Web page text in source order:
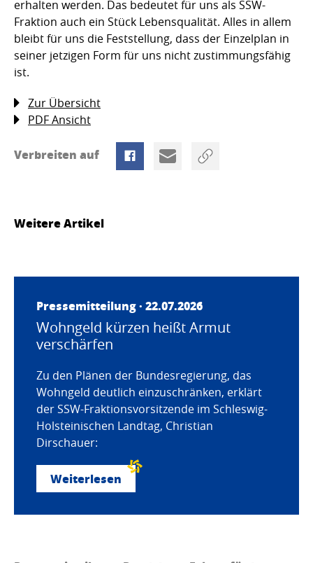
erhalten werden. Das bedeutet für uns als SSW-
Fraktion auch ein Stück Lebensqualität. Alles in allem
bleibt für uns die Feststellung, dass der Einzelplan in
seiner jetzigen Form für uns nicht zustimmungsfähig
ist.
Zur Übersicht
PDF Ansicht
Verbreiten auf
Weitere Artikel
Pressemitteilung · 22.07.2026
Wohngeld kürzen heißt Armut
verschärfen
Zu den Plänen der Bundesregierung, das
Wohngeld deutlich einzuschränken, erklärt
der SSW-Fraktionsvorsitzende im Schleswig-
Holsteinischen Landtag, Christian
Dirschauer:
Weiterlesen